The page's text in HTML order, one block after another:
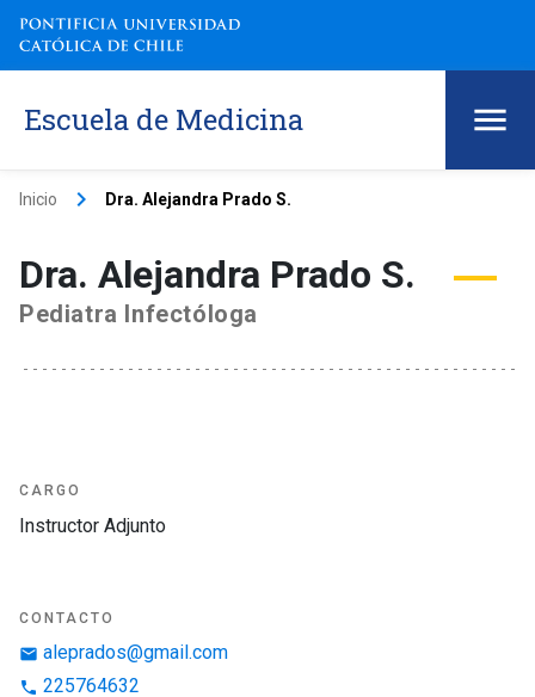
Escuela de Medicina
Inicio keyboard_arrow_right Dra. Alejandra Prado S.
Dra. Alejandra Prado S.
Pediatra Infectóloga
CARGO
Instructor Adjunto
CONTACTO
email aleprados@gmail.com
phone 225764632